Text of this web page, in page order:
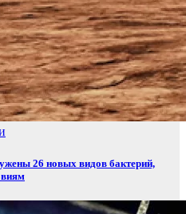
26 новых видов бактерий,